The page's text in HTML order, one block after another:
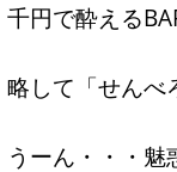
千円で酔える
略して「せんべ
うーん・・・魅